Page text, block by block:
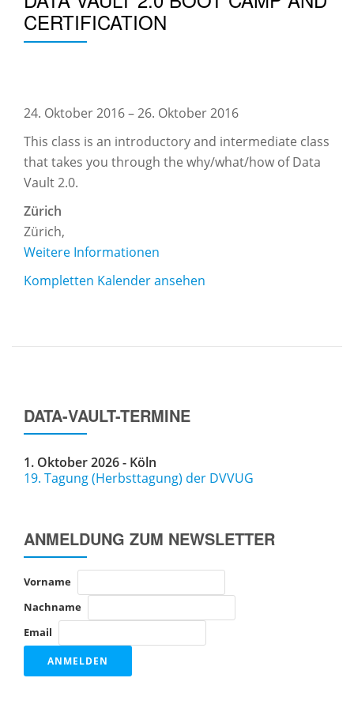
CERTIFICATION
Vault
2.0
Boot
Camp
Certification
24. Oktober 2016–26. Oktober 2016
This class is an introductory and intermediate class
that takes you through the why/what/how of Data
Vault 2.0.
Zürich
Zürich,
Weitere Informationen
Kompletten Kalender ansehen
DATA-VAULT-TERMINE
1. Oktober 2026 - Köln
19. Tagung (Herbsttagung) der DVVUG
ANMELDUNG ZUM NEWSLETTER
Vorname
Nachname
Email